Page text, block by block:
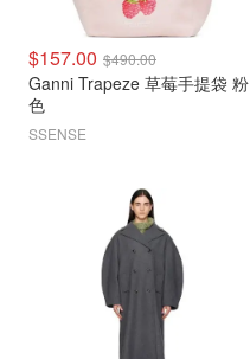
$157.00 $490.00
Ganni Trapeze 草莓手提袋 粉
色
SSENSE